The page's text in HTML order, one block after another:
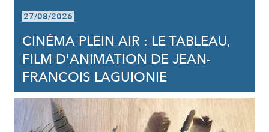
27/08/2026
CINÉMA PLEIN AIR : LE TABLEAU,
FILM D'ANIMATION DE JEAN-
FRANCOIS LAGUIONIE